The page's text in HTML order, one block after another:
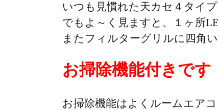
いつも見慣れた天カセ４タイプ
でもよ～く見ますと、１ヶ所
またフィルターグリルに四角
お掃除機能付きです
お掃除機能はよくルームエア